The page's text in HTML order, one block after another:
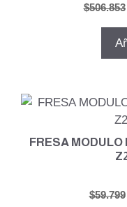
$506.853
FRESA
$59.799